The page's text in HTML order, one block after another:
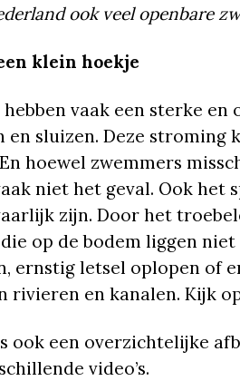
ook veel openbare
klein hoekje
vaak een sterke
en sluizen. Deze
hoewel zwemmers
niet het geval. Ook het
zijn. Door het
op de bodem liggen
ernstig letsel oplopen of
rivieren en kanalen. Kijk
ook een overzichtelijke
video’s.